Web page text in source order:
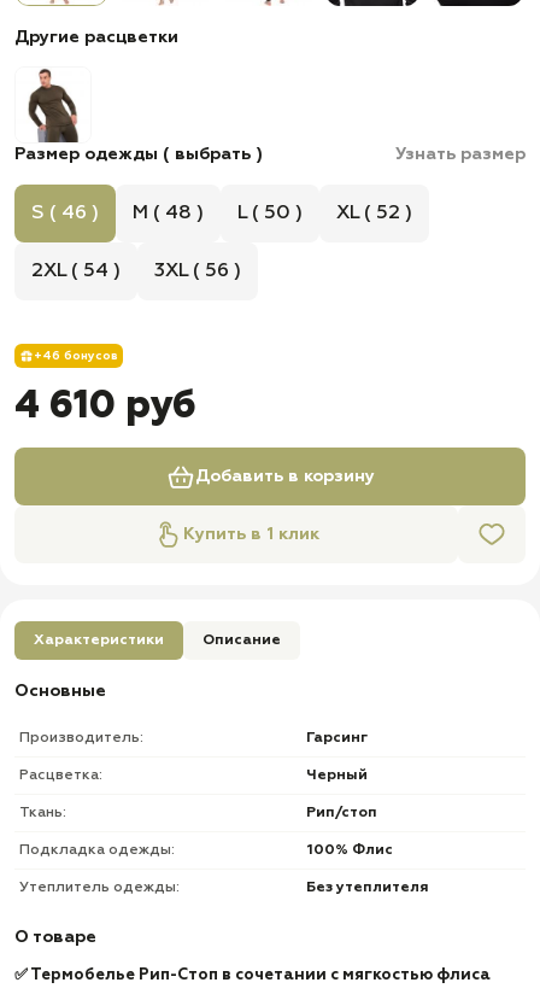
Другие расцветки
Размер одежды ( выбрать ) Узнать размер
S ( 46 ) M ( 48 ) L ( 50 ) XL ( 52 )
2XL ( 54 ) 3XL ( 56 )
+46 бонусов
4 610 руб
Добавить в корзину
Купить в 1 клик
Характеристики Описание
Основные
Производитель: Гарсинг
Расцветка: Черный
Ткань: Рип/стоп
Подкладка одежды: 100% Флис
Утеплитель одежды: Без утеплителя
О товаре
✅ Термобелье Рип-Стоп в сочетании с мягкостью флиса